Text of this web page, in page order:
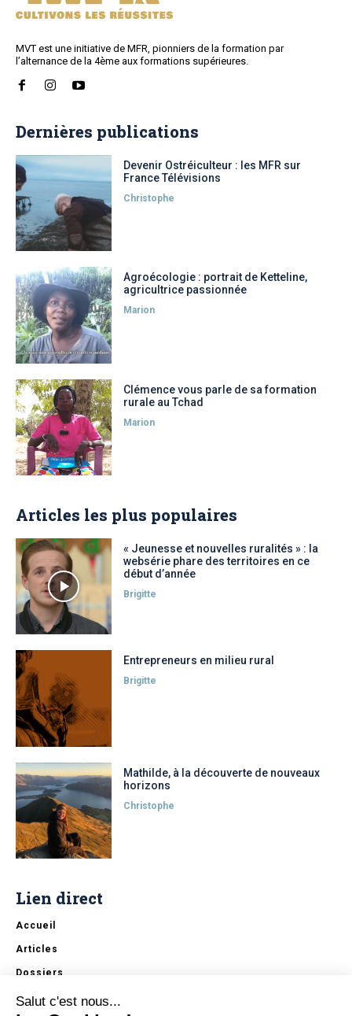
MVT est une initiative de MFR, pionniers de la formation par
l’alternance de la 4ème aux formations supérieures.
Dernières publications
Devenir Ostréiculteur : les MFR sur
France Télévisions
Christophe
Agroécologie : portrait de Ketteline,
agricultrice passionnée
Marion
Clémence vous parle de sa formation
rurale au Tchad
Marion
Articles les plus populaires
« Jeunesse et nouvelles ruralités » : la
websérie phare des territoires en ce
début d’année
Brigitte
Entrepreneurs en milieu rural
Brigitte
Mathilde, à la découverte de nouveaux
horizons
Christophe
Lien direct
Accueil
Articles
Dossiers
Erasmus+
Salut c'est nous...